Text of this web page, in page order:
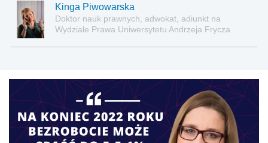
Kinga Piwowarska
Doktor nauk prawnych, adwokat, adiunkt na
Wydziale Prawa Uniwersytetu Andrzeja Frycza
administracyjnoprawnych aspektach związanych z
pracą i pomocą socjalną.